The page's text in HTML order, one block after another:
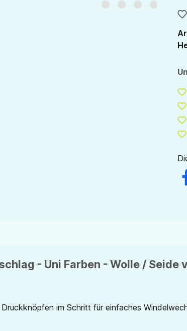
- Uni Farben - Wolle / Seide
im Schritt für einfaches